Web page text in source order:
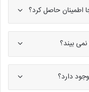
اطمینان حاصل کرد؟
بیند؟
دارد؟